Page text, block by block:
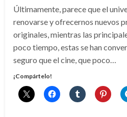
Últimamente, parece que el
renovarse y ofrecernos nuevos
originales, mientras las
poco tiempo, estas se han
seguro que el cine, que poco…
¡Compártelo!